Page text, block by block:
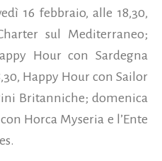
16 febbraio, alle 18,30,
sul Mediterraneo;
Hour con Sardegna
Happy Hour con Sailor
Britanniche; domenica
Horca Myseria e l’Ente